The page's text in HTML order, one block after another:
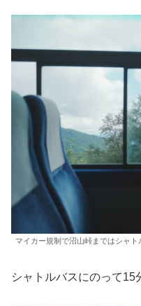
マイカー規制で沼山峠まではシャト
シャトルバスにのって15